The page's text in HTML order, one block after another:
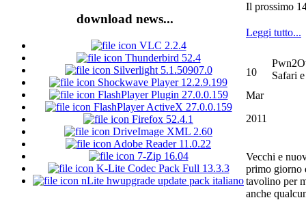
download news...
VLC 2.2.4
Thunderbird 52.4
Silverlight 5.1.50907.0
Shockwave Player 12.2.9.199
FlashPlayer Plugin 27.0.0.159
FlashPlayer ActiveX 27.0.0.159
Firefox 52.4.1
DriveImage XML 2.60
Adobe Reader 11.0.22
7-Zip 16.04
K-Lite Codec Pack Full 13.3.3
nLite hwupgrade update pack italiano
Il prossimo
Leggi tutto...
10
Mar
2011
Safari
Vecchi e
primo giorno
tavolino per
anche